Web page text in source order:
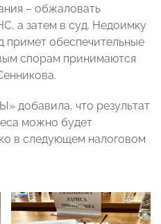
– обжаловать
а затем в суд. Недоимку
примет обеспечительные
спорам принимаются
добавила, что результат
можно будет
в следующем налоговом